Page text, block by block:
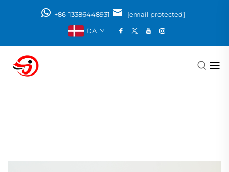
+86-13386448931
[email protected]
DA